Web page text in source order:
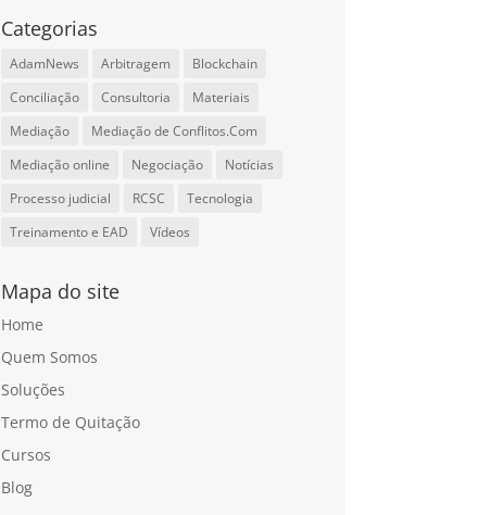
Categorias
AdamNews Arbitragem
Blockchain
Conciliação
Consultoria
Materiais
Mediação
Mediação de Conflitos.Com
Mediação online
Negociação
Notícias
Processo judicial
RCSC
Tecnologia
Treinamento e EAD
Vídeos
Mapa do site
Home
Quem Somos
Soluções
Termo de Quitação
Cursos
Blog